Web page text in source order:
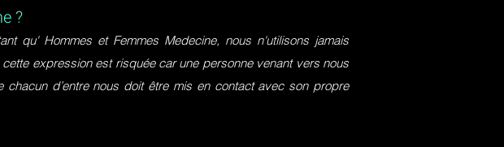
?
qu' Hommes et Femmes Medecine, nous n'utilisons jamais
expression est risquée car une personne venant vers nous
d’entre nous doit être mis en contact avec son propre